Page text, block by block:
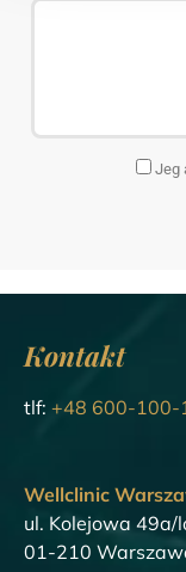
Jeg
Kontakt
tlf: +48 600-100-
Wellclinic
ul. Kolejowa 49a/
01-210